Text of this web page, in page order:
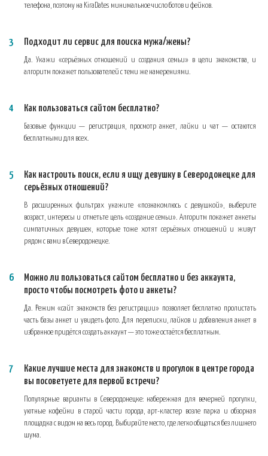
телефона, поэтому на KiraDates минимальное число ботов и фейков.
Подходит ли сервис для поиска мужа/жены?
Да. Укажи «серьёзных отношений и создания семьи» в цели знакомства, и
алгоритм покажет пользователей с теми же намерениями.
Как пользоваться сайтом бесплатно?
Базовые функции — регистрация, просмотр анкет, лайки и чат — остаются
бесплатными для всех.
Как настроить поиск, если я ищу девушку в Северодонецке для
серьёзных отношений?
В расширенных фильтрах укажите «познакомлюсь с девушкой», выберите
возраст, интересы и отметьте цель «создание семьи». Алгоритм покажет анкеты
симпатичных девушек, которые тоже хотят серьёзных отношений и живут
рядом с вами в Северодонецке.
Можно ли пользоваться сайтом бесплатно и без аккаунта,
просто чтобы посмотреть фото и анкеты?
Да. Режим «сайт знакомств без регистрации» позволяет бесплатно пролистать
часть базы анкет и увидеть фото. Для переписки, лайков и добавления анкет в
избранное придётся создать аккаунт — это тоже остаётся бесплатным.
Какие лучшие места для знакомств и прогулок в центре города
вы посоветуете для первой встречи?
Популярные варианты в Северодонецке: набережная для вечерней прогулки,
уютные кофейни в старой части города, арт-кластер возле парка и обзорная
площадка с видом на весь город. Выбирайте место, где легко общаться без лишнего
шума.